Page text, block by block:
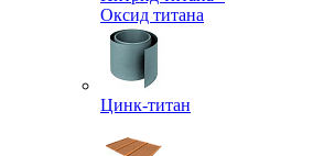
Оксид титана
Цинк-титан